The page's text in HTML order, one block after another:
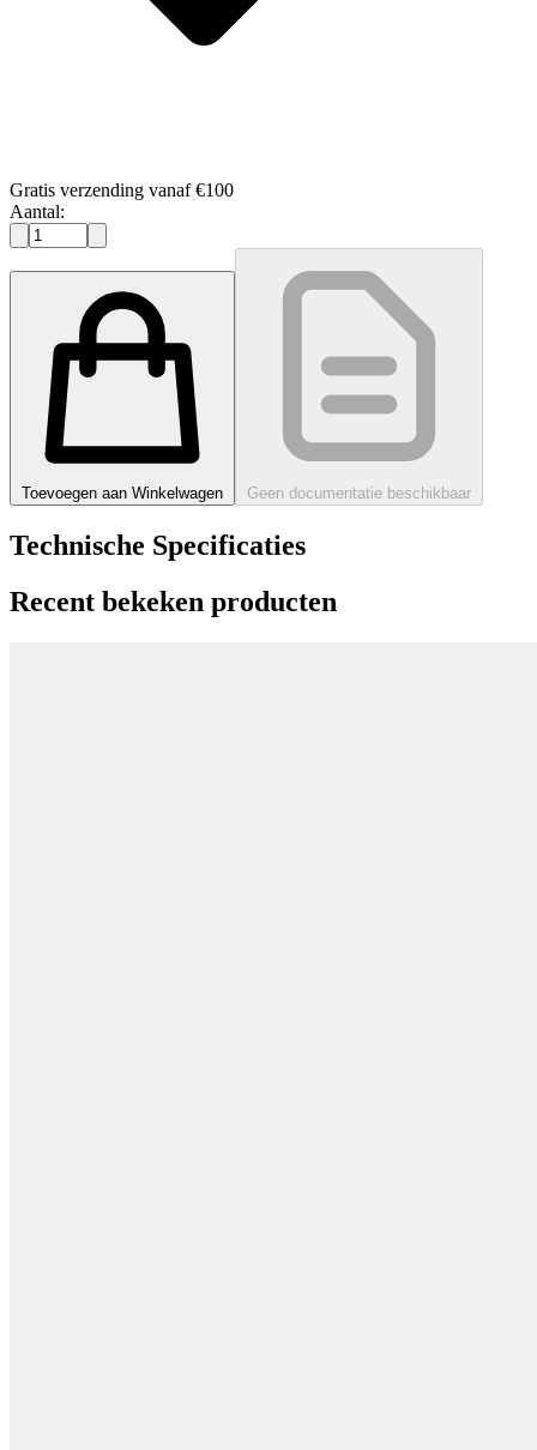
Gratis verzending vanaf €100
Aantal:
Toevoegen aan Winkelwagen Geen documentatie beschikbaar
Technische Specificaties
Recent bekeken producten